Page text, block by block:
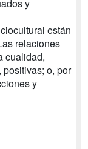
y
están
relaciones
cualidad,
o, por
y